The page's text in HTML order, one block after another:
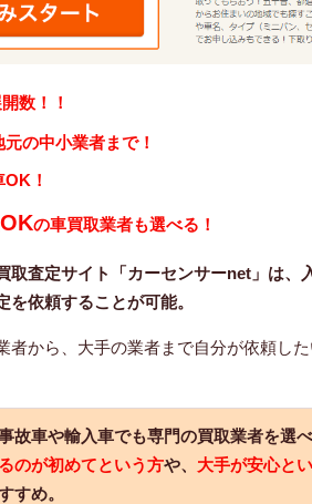
数！！
の中小業者まで！
！
の車買取業者も選べる！
取査定サイト「カーセンサーnet」は、
を依頼することが可能。
者から、大手の業者まで自分が依頼し
故車や輸入車でも専門の買取業者を選
るのが初めてという方や、 大手が安心と
すめ。